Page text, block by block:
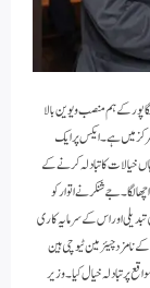
سنگاپور کے ہم منصب ویوین بالا
میں ہے۔ ایکس پر ایک
خیالات کا تبادلہ کرنے کے
لگا۔ جے شنکر نے اتوار کو
اور اس کے سرمایہ کاری
نامزد چیئرمین ٹیو چی ہین
پر تبادلہ خیال کیا۔ وزیر